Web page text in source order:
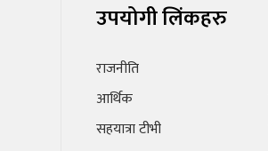
उपयोगी लिंकहरु
राजनीति
आर्थिक
सहयात्रा टीभी